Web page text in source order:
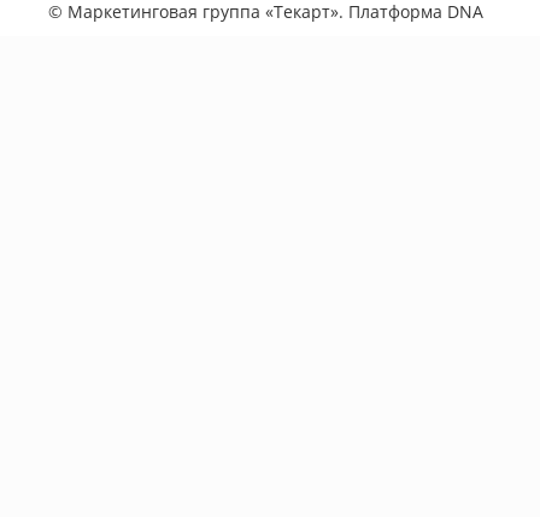
© Маркетинговая группа «Текарт». Платформа DNA